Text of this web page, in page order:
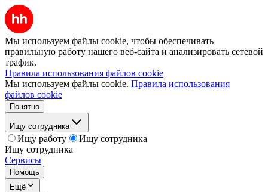
Мы используем файлы cookie, чтобы обеспечивать
правильную работу нашего веб-сайта и анализировать сетевой
трафик.
Правила использования файлов cookie
Мы используем файлы cookie. Правила использования
файлов cookie
Понятно
Ищу сотрудника
Ищу работу
Ищу сотрудника
Ищу сотрудника
Сервисы
Помощь
Ещё